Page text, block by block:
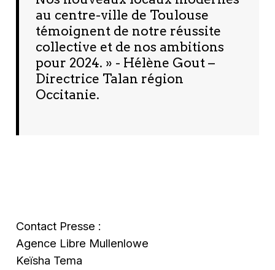
au centre-ville de Toulouse
témoignent de notre réussite
collective et de nos ambitions
pour 2024. » - Hélène Gout –
Directrice Talan région
Occitanie.
Contact Presse :
Agence Libre Mullenlowe
Keïsha Tema